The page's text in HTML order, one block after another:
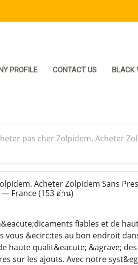
PROFILE CONTACT US BLACK
pas cher Zolpidem. Acheter
Acheter Zolpidem Sans
— France(153 อ่าน)
fiables et de
vous &ecirc;tes au bon endroit
haute qualit&eacute; &agrave;
sur les ajouts. Avec notre